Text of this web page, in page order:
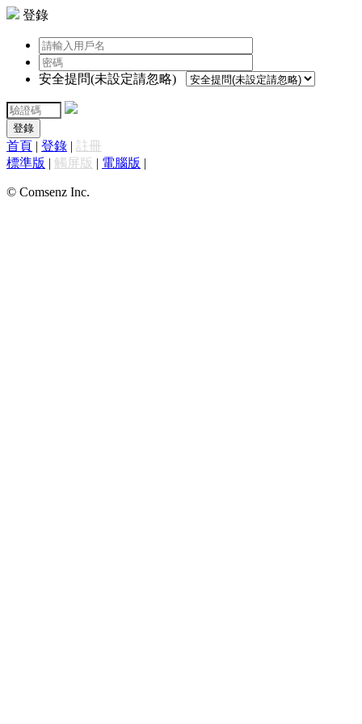
登錄
安全提問(未設定請忽略)
登錄
首頁 | 登錄 | 註冊
標準版 | 觸屏版 | 電腦版 |
© Comsenz Inc.